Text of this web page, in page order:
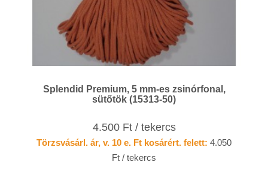
Splendid Premium, 5 mm-es zsinórfonal,
sütőtök (15313-50)
4.500 Ft / tekercs
Törzsvásárl. ár, v. 10 e. Ft kosárért. felett: 4.050
Ft / tekercs